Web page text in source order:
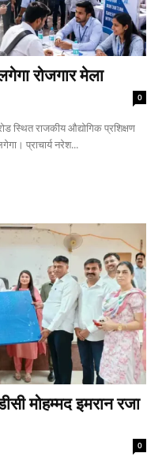
रोजगार मेला
0
स्थित राजकीय औद्योगिक प्रशिक्षण
प्राचार्य नरेश...
मोहम्मद इमरान रजा
0